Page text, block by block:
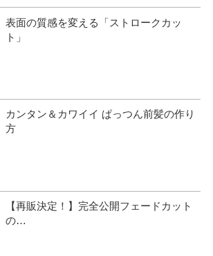
表面の質感を変える「ストロークカッ
ト」
カンタン＆カワイイ ぱっつん前髪の作り
方
【再販決定！】完全公開フェードカット
の…